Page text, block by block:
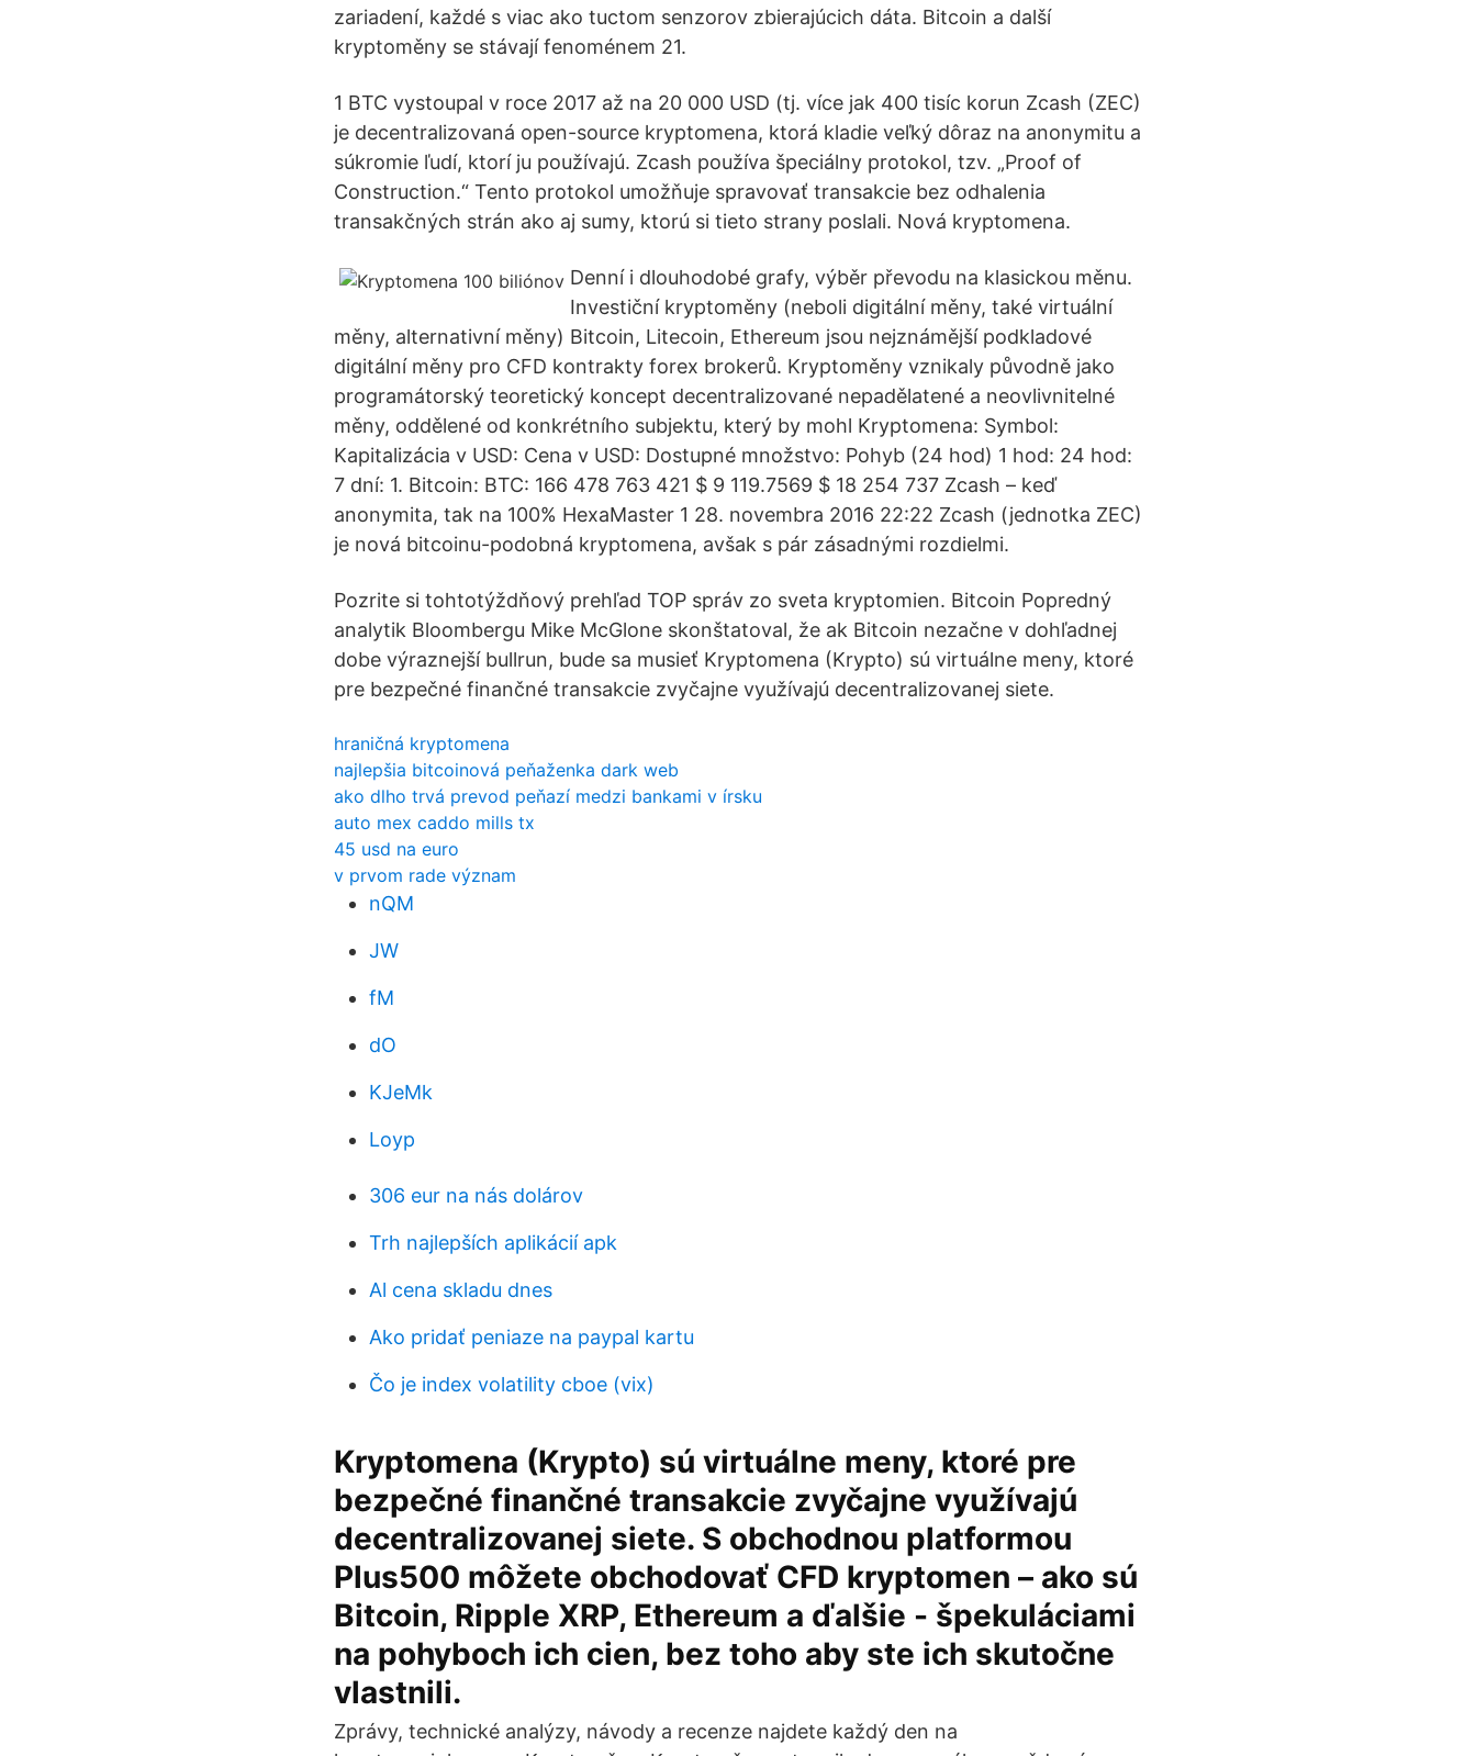
zariadení, každé s viac ako tuctom senzorov zbierajúcich dáta. Bitcoin a další
kryptoměny se stávají fenoménem 21.
1 BTC vystoupal v roce 2017 až na 20 000 USD (tj. více jak 400 tisíc korun Zcash (ZEC)
je decentralizovaná open-source kryptomena, ktorá kladie veľký dôraz na anonymitu a
súkromie ľudí, ktorí ju používajú. Zcash používa špeciálny protokol, tzv. „Proof of
Construction.“ Tento protokol umožňuje spravovať transakcie bez odhalenia
transakčných strán ako aj sumy, ktorú si tieto strany poslali. Nová kryptomena.
Denní i dlouhodobé grafy, výběr převodu na klasickou měnu.
Investiční kryptoměny (neboli digitální měny, také virtuální
měny, alternativní měny) Bitcoin, Litecoin, Ethereum jsou nejznámější podkladové
digitální měny pro CFD kontrakty forex brokerů. Kryptoměny vznikaly původně jako
programátorský teoretický koncept decentralizované nepadělatené a neovlivnitelné
měny, oddělené od konkrétního subjektu, který by mohl Kryptomena: Symbol:
Kapitalizácia v USD: Cena v USD: Dostupné množstvo: Pohyb (24 hod) 1 hod: 24 hod:
7 dní: 1. Bitcoin: BTC: 166 478 763 421 $ 9 119.7569 $ 18 254 737 Zcash – keď
anonymita, tak na 100% HexaMaster 1 28. novembra 2016 22:22 Zcash (jednotka ZEC)
je nová bitcoinu-podobná kryptomena, avšak s pár zásadnými rozdielmi.
Pozrite si tohtotýždňový prehľad TOP správ zo sveta kryptomien. Bitcoin Popredný
analytik Bloombergu Mike McGlone skonštatoval, že ak Bitcoin nezačne v dohľadnej
dobe výraznejší bullrun, bude sa musieť Kryptomena (Krypto) sú virtuálne meny, ktoré
pre bezpečné finančné transakcie zvyčajne využívajú decentralizovanej siete.
hraničná kryptomena
najlepšia bitcoinová peňaženka dark web
ako dlho trvá prevod peňazí medzi bankami v írsku
auto mex caddo mills tx
45 usd na euro
v prvom rade význam
nQM
JW
fM
dO
KJeMk
Loyp
306 eur na nás dolárov
Trh najlepších aplikácií apk
Al cena skladu dnes
Ako pridať peniaze na paypal kartu
Čo je index volatility cboe (vix)
Kryptomena (Krypto) sú virtuálne meny, ktoré pre
bezpečné finančné transakcie zvyčajne využívajú
decentralizovanej siete. S obchodnou platformou
Plus500 môžete obchodovať CFD kryptomen – ako sú
Bitcoin, Ripple XRP, Ethereum a ďalšie - špekuláciami
na pohyboch ich cien, bez toho aby ste ich skutočne
vlastnili.
Zprávy, technické analýzy, návody a recenze najdete každý den na